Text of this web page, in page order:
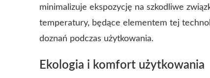
minimalizuje ekspozycję na szkodliwe
temperatury, będące elementem tej
doznań podczas użytkowania.
Ekologia i komfort użytkowania